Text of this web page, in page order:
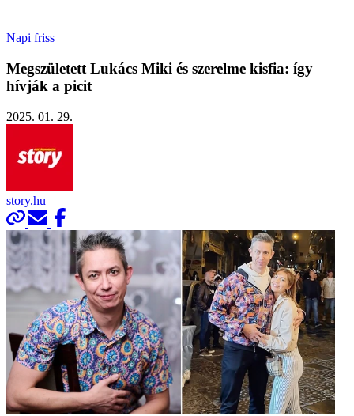
Napi friss
Megszületett Lukács Miki és szerelme kisfia: így
hívják a picit
2025. 01. 29.
story.hu